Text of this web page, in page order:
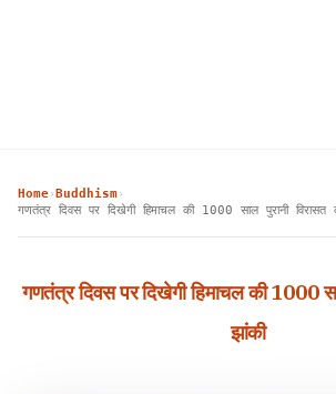
Home› Buddhism›
गणतंत्र दिवस पर दिखेगी हिमाचल की 1000 साल पुरानी ‌विरासत
गणतंत्र दिवस पर दिखेगी हिमाचल की 1000
झांकी